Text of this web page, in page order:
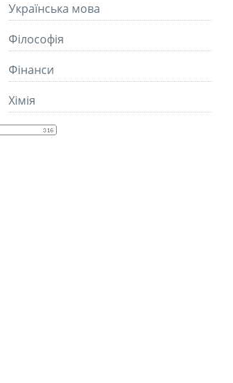
Українська мова
Філософія
Фінанси
Хімія